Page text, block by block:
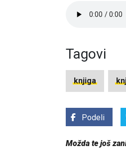
Tagovi
knjiga
Podeli
Možda te još